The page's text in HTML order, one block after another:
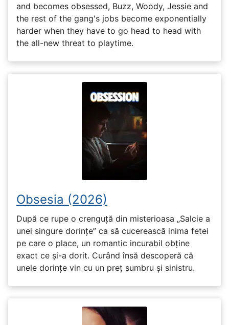
and becomes obsessed, Buzz, Woody, Jessie and
the rest of the gang's jobs become exponentially
harder when they have to go head to head with
the all-new threat to playtime.
Obsesia (2026)
După ce rupe o crenguță din misterioasa „Salcie a
unei singure dorințe” ca să cucerească inima fetei
pe care o place, un romantic incurabil obține
exact ce și-a dorit. Curând însă descoperă că
unele dorințe vin cu un preț sumbru și sinistru.